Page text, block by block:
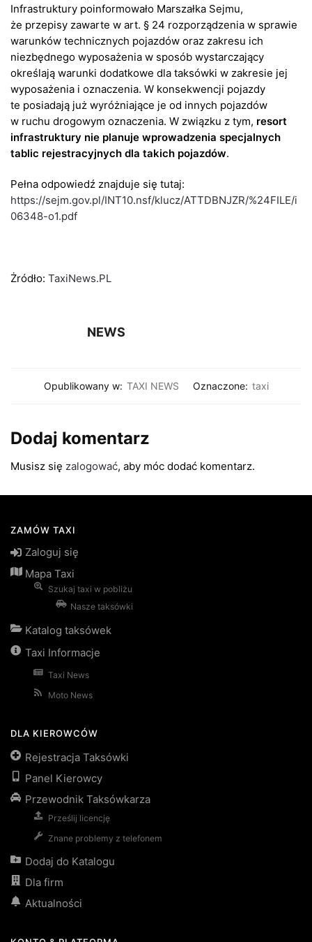
Infrastruktury poinformowało Marszałka Sejmu,
że przepisy zawarte w art. § 24 rozporządzenia w sprawie
warunków technicznych pojazdów oraz zakresu ich
niezbędnego wyposażenia w sposób wystarczający
określają warunki dodatkowe dla taksówki w zakresie jej
wyposażenia i oznaczenia. W konsekwencji pojazdy
te posiadają już wyróżniające je od innych pojazdów
w ruchu drogowym oznaczenia. W związku z tym, resort
infrastruktury nie planuje wprowadzenia specjalnych
tablic rejestracyjnych dla takich pojazdów.
Pełna odpowiedź znajduje się tutaj:
https://sejm.gov.pl/INT10.nsf/klucz/ATTDBNJZR/%24FILE/i
06348-o1.pdf
Żródło: TaxiNews.PL
NEWS
Opublikowany w: TAXI NEWS Oznaczone: taxi
Dodaj komentarz
Musisz się zalogować, aby móc dodać komentarz.
ZAMÓW TAXI
Zaloguj się
Mapa Taxi
Szukaj taxi w pobliżu
Nasze taksówki
Katalog taksówek
Taxi Informacje
Taxi News
Moto News
DLA KIEROWCÓW
Rejestracja Taksówki
Panel Kierowcy
Przewodnik Taksówkarza
Prześlij licencję
Znane problemy z telefonem
Dodaj do Katalogu
Dla firm
Aktualności